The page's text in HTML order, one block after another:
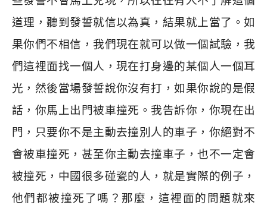
道理，聽到發誓就信以為真，結果就上當了。如
果你們不相信，我們現在就可以做一個試驗，我
們這裡面找一個人，現在打身邊的某個人一個耳
光，然後當場發誓說你沒有打，如果你說的是假
話，你馬上出門被車撞死。我告訴你，你現在出
門，只要你不是主動去撞別人的車子，你絕對不
會被車撞死，甚至你主動去撞車子，也不一定會
被撞死，中國很多碰瓷的人，就是實際的例子，
他們都被撞死了嗎？那麼，這裡面的問題就來